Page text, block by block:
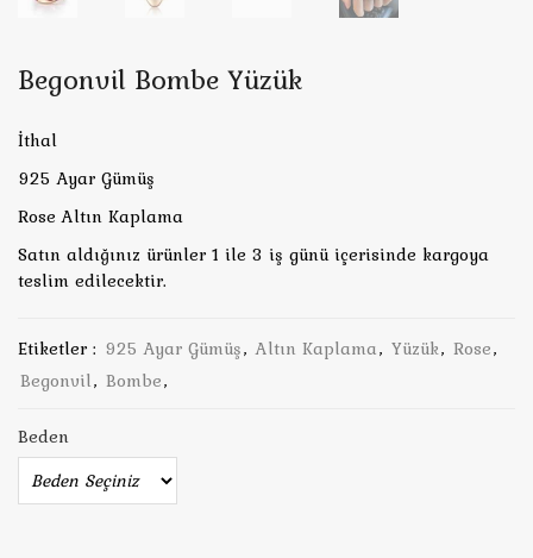
Begonvil Bombe Yüzük
İthal
925 Ayar Gümüş
Rose Altın Kaplama
Satın aldığınız ürünler 1 ile 3 iş günü içerisinde kargoya
teslim edilecektir.
Etiketler : 925 Ayar Gümüş, Altın Kaplama, Yüzük, Rose,
Begonvil, Bombe,
Beden